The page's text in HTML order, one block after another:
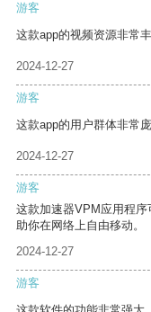
游客
这款app的视频资源非常
2024-12-27
游客
这款app的用户群体非常
2024-12-27
游客
这款加速器VPM应用程
助你在网络上自由移动。
2024-12-27
游客